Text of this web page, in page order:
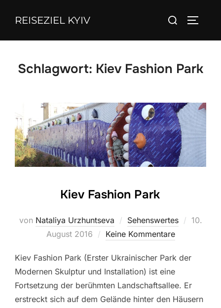
InhaltREISEZIEL KYIV
Suchen
Schlagwort: Kiev Fashion Park
Kiev Fashion Park
von Nataliya Urzhuntseva Sehenswertes
10.
August 2016
Keine Kommentare
Kiev Fashion Park (Erster Ukrainischer Park der
Modernen Skulptur und Installation) ist eine
Fortsetzung der berühmten Landschaftsallee. Er
erstreckt sich auf dem Gelände hinter den Häusern